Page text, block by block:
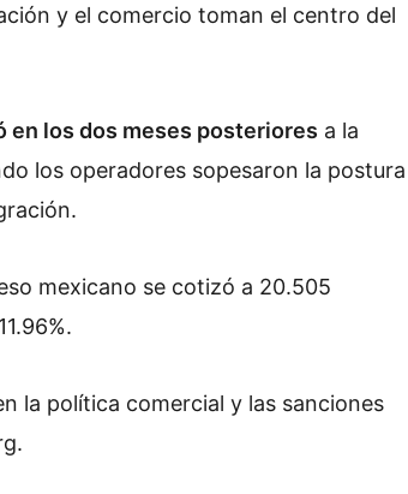
y el comercio toman el centro del
en los dos meses posteriores a la
los operadores sopesaron la postura
mexicano se cotizó a 20.505
la política comercial y las sanciones